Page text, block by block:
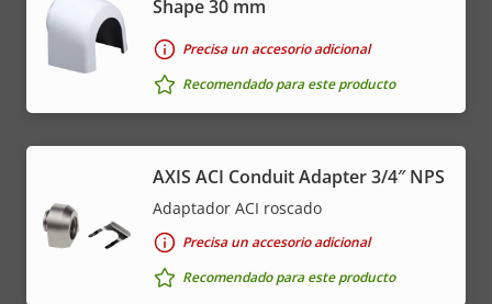
Shape 30 mm
Precisa un accesorio adicional
Recomendado para este producto
AXIS ACI Conduit Adapter 3/4″ NPS
Adaptador ACI roscado
Precisa un accesorio adicional
Recomendado para este producto